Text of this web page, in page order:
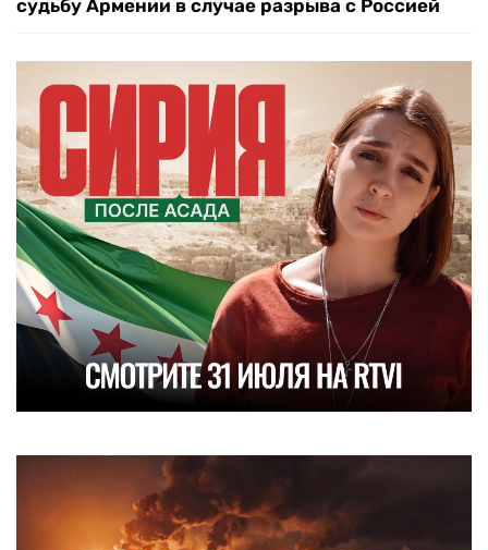
судьбу Армении в случае разрыва с Россией